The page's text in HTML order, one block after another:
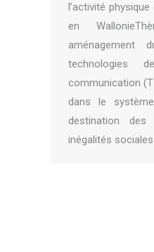
l’activité
en
aménagement
technologies
communication
dans le
destination des
inégalités